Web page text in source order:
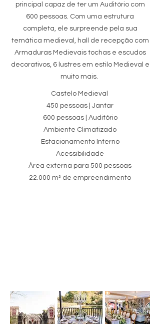
principal capaz de ter um Auditório com
600 pessoas. Com uma estrutura
completa, ele surpreende pela sua
temática medieval, hall de recepção com
Armaduras Medievais tochas e escudos
decorativos, 6 lustres em estilo Medieval e
muito mais.
Castelo Medieval
450 pessoas | Jantar
600 pessoas | Auditório
Ambiente Climatizado
Estacionamento Interno
Acessibilidade
Área externa para 500 pessoas
22.000 m² de empreendimento